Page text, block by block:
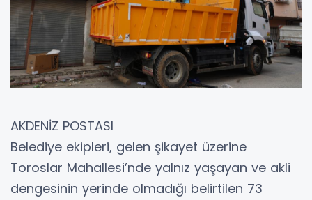
AKDENİZ POSTASI
Belediye ekipleri, gelen şikayet üzerine
Toroslar Mahallesi’nde yalnız yaşayan ve akli
dengesinin yerinde olmadığı belirtilen 73